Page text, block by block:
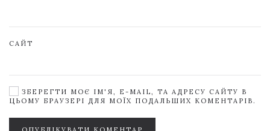
САЙТ
ЗБЕРЕГТИ МОЄ ІМ'Я, E-MAIL, ТА АДРЕСУ САЙТУ В
ЦЬОМУ БРАУЗЕРІ ДЛЯ МОЇХ ПОДАЛЬШИХ КОМЕНТАРІВ.